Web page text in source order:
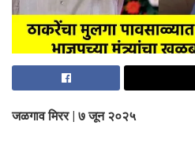
जळगाव मिरर | ७ जून २०२५